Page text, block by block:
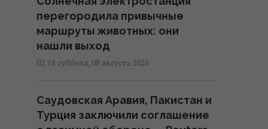
перегородила привычные
маршруты животных: они
нашли выход
02:18 суббота, 08 августа 2026
Саудовская Аравия, Пакистан и
Турция заключили соглашение